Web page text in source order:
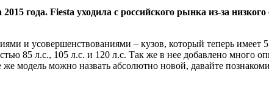
года. Fiesta уходила с российского рынка из-за
и усовершенствованиями – кузов, который теперь имеет
85 л.с., 105 л.с. и 120 л.с. Так же в нее добавлено много
модель можно назвать абсолютно новой, давайте